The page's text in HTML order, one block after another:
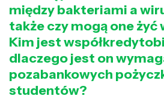
między bakteriami a
także czy mogą one żyć
Kim jest
dlaczego jest on
pozabankowych
studentów?